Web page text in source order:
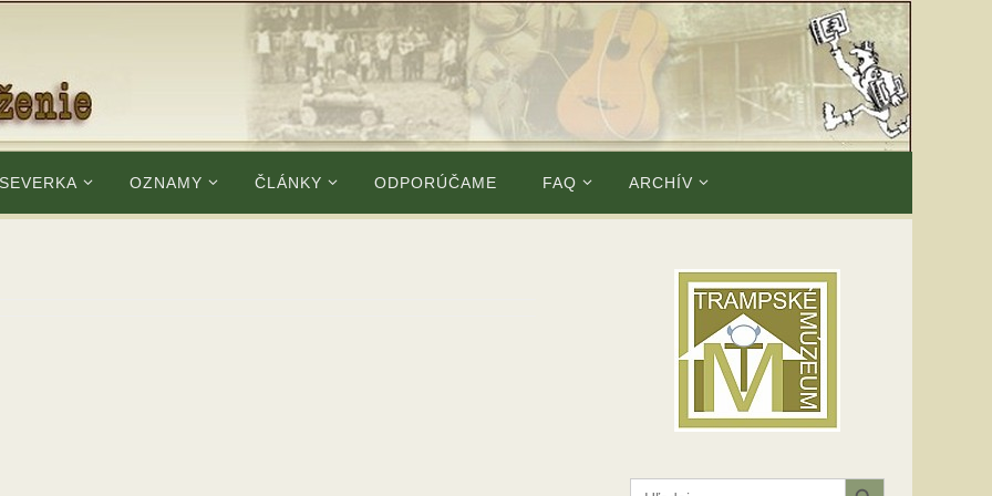
OZNAMY ČLÁNKY ODPORÚČAME FAQ ARCHÍV
Search
Search Button